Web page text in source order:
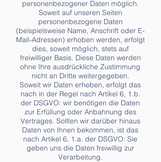
personenbezogener Daten möglich.
Soweit auf unseren Seiten
personenbezogene Daten
(beispielsweise Name, Anschrift oder E-
Mail-Adressen) erhoben werden, erfolgt
dies, soweit möglich, stets auf
freiwilliger Basis. Diese Daten werden
ohne Ihre ausdrückliche Zustimmung
nicht an Dritte weitergegeben.
Soweit wir Daten erheben, erfolgt das
nach in der Regel nach Artikel 6, 1.b.
der DSGVO: wir benötigen die Daten
zur Erfüllung oder Anbahnung des
Vertrages. Sollten wir darüber hinaus
Daten von Ihnen bekommen, ist das
nach Artikel 6, 1.a. der DSGVO: Sie
geben uns die Daten freiwillig zur
Verarbeitung.